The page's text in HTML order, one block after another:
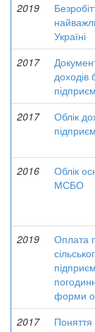
2019
Україні
2017
доходів
2017
Облік
2016
Облік
МСБО
2019
Оплата
форми
2017